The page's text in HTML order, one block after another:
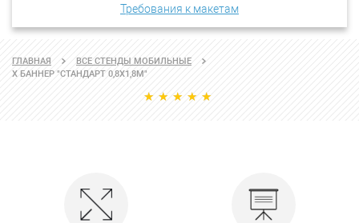
Требования к макетам
ГЛАВНАЯ
ВСЕ СТЕНДЫ МОБИЛЬНЫЕ
X БАННЕР "СТАНДАРТ 0,8X1,8М"